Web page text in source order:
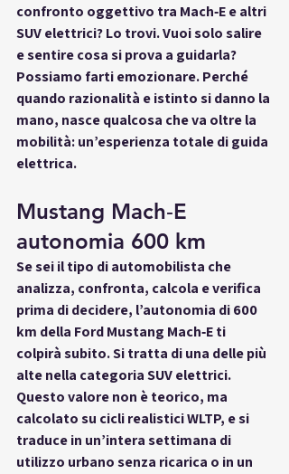
confronto oggettivo tra Mach‑E e altri
SUV elettrici? Lo trovi. Vuoi solo salire
e sentire cosa si prova a guidarla?
Possiamo farti emozionare. Perché
quando razionalità e istinto si danno la
mano, nasce qualcosa che va oltre la
mobilità: un’esperienza totale di guida
elettrica.
Mustang Mach‑E
autonomia 600 km
Se sei il tipo di automobilista che
analizza, confronta, calcola e verifica
prima di decidere, l’autonomia di 600
km della Ford Mustang Mach‑E ti
colpirà subito. Si tratta di una delle più
alte nella categoria SUV elettrici.
Questo valore non è teorico, ma
calcolato su cicli realistici WLTP, e si
traduce in un’intera settimana di
utilizzo urbano senza ricarica o in un